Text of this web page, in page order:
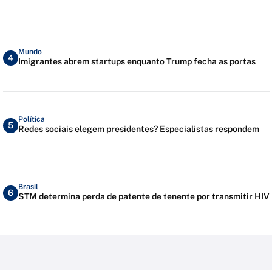
4
Mundo
Imigrantes abrem startups enquanto Trump fecha as portas
5
Política
Redes sociais elegem presidentes? Especialistas respondem
6
Brasil
STM determina perda de patente de tenente por transmitir HIV